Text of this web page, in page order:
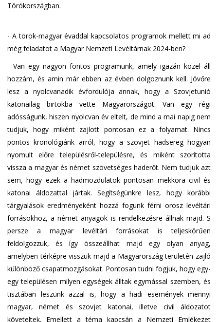
Törökországban.
- A török-magyar évaddal kapcsolatos programok mellett mi ad
még feladatot a Magyar Nemzeti Levéltárnak 2024-ben?
- Van egy nagyon fontos programunk, amely igazán közel áll
hozzám, és amin már ebben az évben dolgoznunk kell. Jövőre
lesz a nyolcvanadik évfordulója annak, hogy a Szovjetunió
katonailag birtokba vette Magyarországot. Van egy régi
adósságunk, hiszen nyolcvan év eltelt, de mind a mai napig nem
tudjuk, hogy miként zajlott pontosan ez a folyamat. Nincs
pontos kronológiánk arról, hogy a szovjet hadsereg hogyan
nyomult előre településről-településre, és miként szorította
vissza a magyar és német szövetséges haderőt. Nem tudjuk azt
sem, hogy ezek a hadmozdulatok pontosan mekkora civil és
katonai áldozattal jártak. Segítségünkre lesz, hogy korábbi
tárgyalások eredményeként hozzá fogunk férni orosz levéltári
forrásokhoz, a német anyagok is rendelkezésre állnak majd. S
persze a magyar levéltári forrásokat is teljeskörűen
feldolgozzuk, és így összeállhat majd egy olyan anyag,
amelyben térképre visszük majd a Magyarország területén zajló
különböző csapatmozgásokat. Pontosan tudni fogjuk, hogy egy-
egy településen milyen egységek álltak egymással szemben, és
tisztában leszünk azzal is, hogy a hadi események mennyi
magyar, német és szovjet katonai, illetve civil áldozatot
követeltek. Emellett a téma kapcsán a Nemzeti Emlékezet